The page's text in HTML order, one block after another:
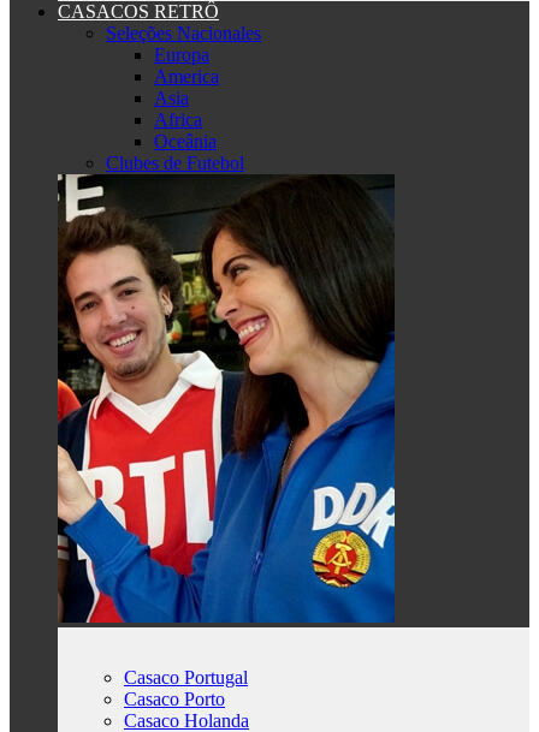
CASACOS RETRÔ
Seleções Nacionales
Europa
America
Asia
Africa
Oceânia
Clubes de Futebol
Casaco Portugal
Casaco Porto
Casaco Holanda